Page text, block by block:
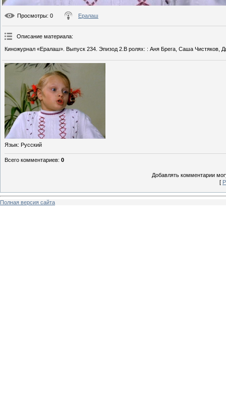
Просмотры: 0 Ералаш
Описание материала:
Киножурнал «Ералаш». Выпуск 234. Эпизод 2.В ролях: : Аня Брега, Саша Чистяков,
Язык: Русский
Всего комментариев: 0
Добавлять комментарии
[
Полная версия сайта